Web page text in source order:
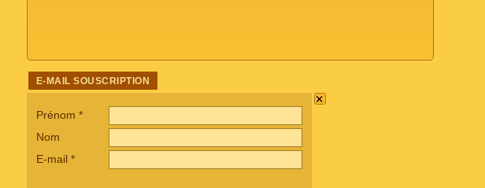
E-MAIL SOUSCRIPTION
×
Prénom *
Nom
E-mail *